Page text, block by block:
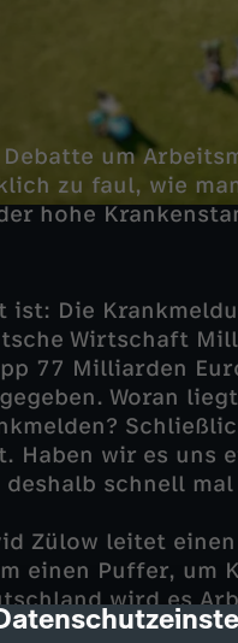
Debatte um
zu faul, wie
hohe
ist: Die
Wirtschaft
77 Milliarden
Woran
Haben wir es uns
deshalb schnell mal
Zülow leitet
einen Puffer, um
wird es
und